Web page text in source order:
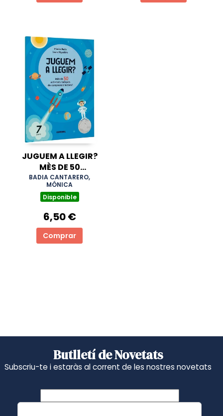
JUGUEM A LLEGIR?
MÈS DE 50
ACTIVITATS
LÚDIQUES DE
COMPRENSIÓ
LECTORA! 7 ANYS
BADIA CANTARERO,
MÓNICA
Disponible
6,50 €
Comprar
Butlletí de Novetats
Subscriu-te i estaràs al corrent de les nostres novetats